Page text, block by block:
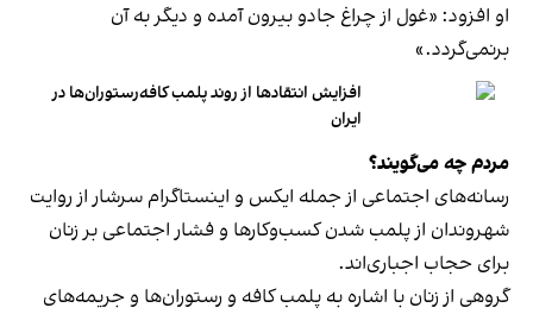
او افزود: «غول از چراغ جادو بیرون آمده و دیگر به آن
برنمی‎‌گردد.»
افزایش انتقادها از روند پلمب کافه‌رستوران‌ها در
ایران
مردم چه می‌گویند؟
رسانه‎‌های اجتماعی از جمله ایکس و اینستاگرام سرشار از روایت
شهروندان از پلمب شدن کسب‌وکارها و فشار اجتماعی بر زنان
برای حجاب اجباری‌اند.
گروهی از زنان با اشاره به پلمب کافه و رستوران‌ها و جریمه‌های